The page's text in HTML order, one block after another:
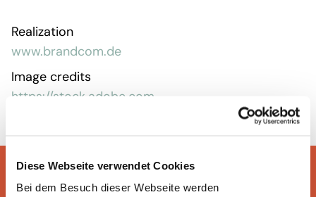
Diese Webseite verwendet Cookies
Bei dem Besuch dieser Webseite werden
Realization
www.brandcom.de
Image credits
https://stock.adobe.com